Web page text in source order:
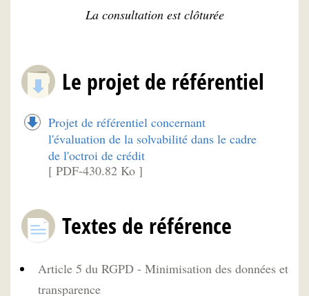
La consultation est clôturée
Le projet de référentiel
Projet de référentiel concernant
l'évaluation de la solvabilité dans le cadre
de l'octroi de crédit
[ PDF-430.82 Ko ]
Textes de référence
Article 5 du RGPD - Minimisation des données et
transparence